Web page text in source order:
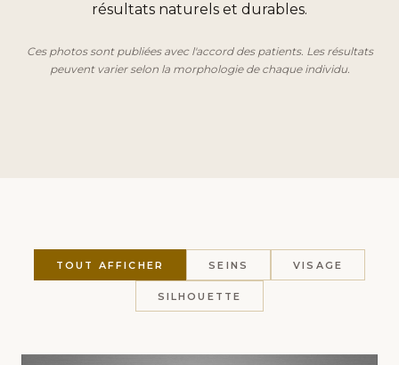
résultats naturels et durables.
Ces photos sont publiées avec l'accord des patients. Les résultats
peuvent varier selon la morphologie de chaque individu.
TOUT AFFICHER SEINS VISAGE
SILHOUETTE